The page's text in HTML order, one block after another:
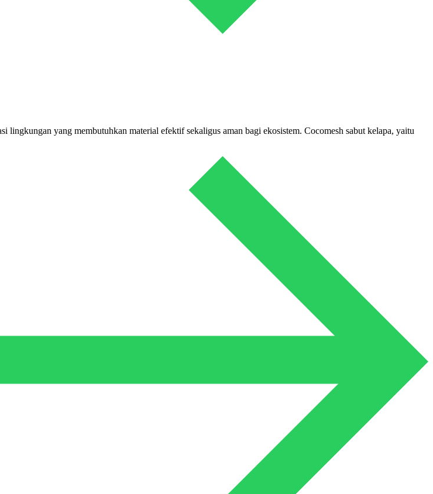
lingkungan yang membutuhkan material efektif sekaligus aman bagi ekosistem. Cocomesh sabut kelapa, yaitu